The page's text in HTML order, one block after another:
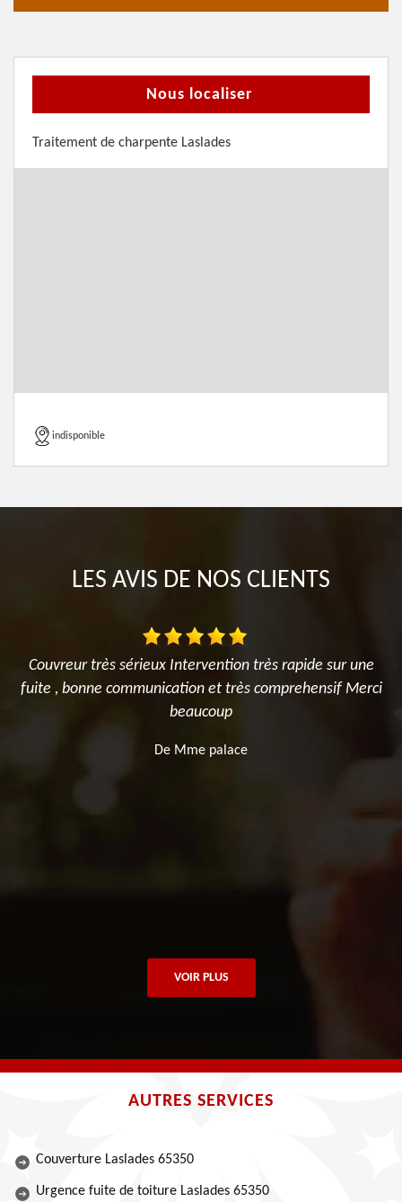
Nous localiser
Traitement de charpente Laslades
indisponible
LES AVIS DE NOS CLIENTS
Couvreur très sérieux Intervention très rapide sur une
fuite , bonne communication et très comprehensif Merci
beaucoup
De Mme palace
VOIR PLUS
AUTRES SERVICES
Couverture Laslades 65350
Urgence fuite de toiture Laslades 65350